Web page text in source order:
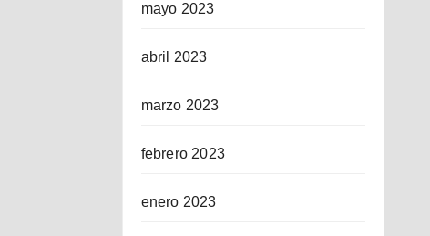
mayo 2023
abril 2023
marzo 2023
febrero 2023
enero 2023